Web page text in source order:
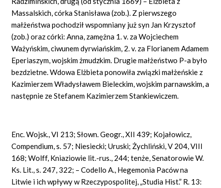
Massalskich, córka Stanisława (zob.). Z pierwszego
małżeństwa pochodził wspomniany już syn Jan Krzysztof
(zob.) oraz córki: Anna, zamężna 1. v. za Wojciechem
Ważyńskim,ciwunemdyrwiańskim, 2.v. za Florianem Adamem
Eperiaszym, wojskim żmudzkim. Drugie małżeństwo P-a było
bezdzietne. Wdowa Elżbieta ponowiła związki małżeńskie z
Kazimierzem Władysławem Bieleckim, wojskim parnawskim, a
następnie ze Stefanem Kazimierzem Stankiewiczem.
Enc. Wojsk., VI 213; Słown. Geogr., XII 439; Kojałowicz,
Compendium,s. 57; Niesiecki; Uruski; Żychliński, V 204, VIII
168; Wolff, Kniaziowie lit.-rus., 244; tenże, Senatorowie W.
Ks. Lit., s. 247, 322; – Codello A., Hegemonia Paców na
Litwie i ich wpływy w Rzeczypospolitej, „Studia Hist.” R. 13: